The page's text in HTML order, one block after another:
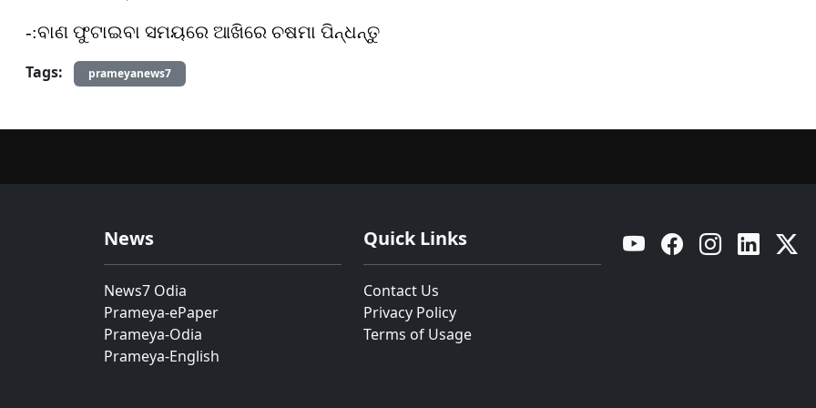
-:ବାଣ ଫୁଟାଇବା ସମୟରେ ଆଖିରେ ଚଷମା ପିନ୍ଧନ୍ତୁ
Tags:
prameyanews7
News
News7 Odia
Prameya-ePaper
Prameya-Odia
Prameya-English
Quick Links
Contact Us
Privacy Policy
Terms of Usage
YouTube Facebook Instagram